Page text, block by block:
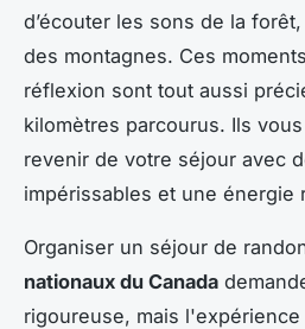
d’écouter les sons de la
des montagnes. Ces
réflexion sont tout aussi
kilomètres parcourus. Ils
revenir de votre séjour avec
impérissables et une énergie
Organiser un séjour de
nationaux du Canada
rigoureuse, mais